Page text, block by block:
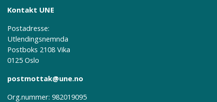
Kontakt UNE
Postadresse:
Utlendingsnemnda
Postboks 2108 Vika
0125 Oslo
postmottak@une.no
Org.nummer: 982019095